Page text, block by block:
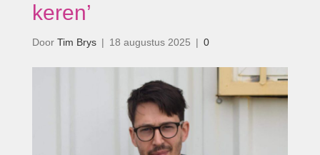
keren’
Door Tim Brys | 18 augustus 2025 | 0